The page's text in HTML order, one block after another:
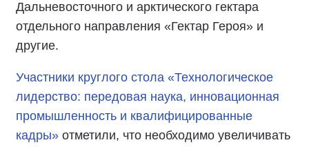
Дальневосточного и арктического гектара
отдельного направления «Гектар Героя» и
другие.
Участники круглого стола «Технологическое
лидерство: передовая наука, инновационная
промышленность и квалифицированные
кадры» отметили, что необходимо увеличивать